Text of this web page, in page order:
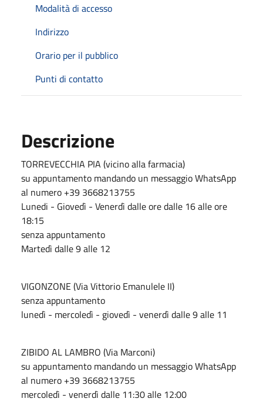
Modalità di accesso
Indirizzo
Orario per il pubblico
Punti di contatto
Descrizione
TORREVECCHIA PIA (vicino alla farmacia)
su appuntamento mandando un messaggio WhatsApp
al numero +39 3668213755
Lunedi - Giovedì - Venerdì dalle ore dalle 16 alle ore
18:15
senza appuntamento
Martedì dalle 9 alle 12
VIGONZONE (Via Vittorio Emanulele II)
senza appuntamento
lunedì - mercoledì - giovedì - venerdì dalle 9 alle 11
ZIBIDO AL LAMBRO (Via Marconi)
su appuntamento mandando un messaggio WhatsApp
al numero +39 3668213755
mercoledì - venerdì dalle 11:30 alle 12:00